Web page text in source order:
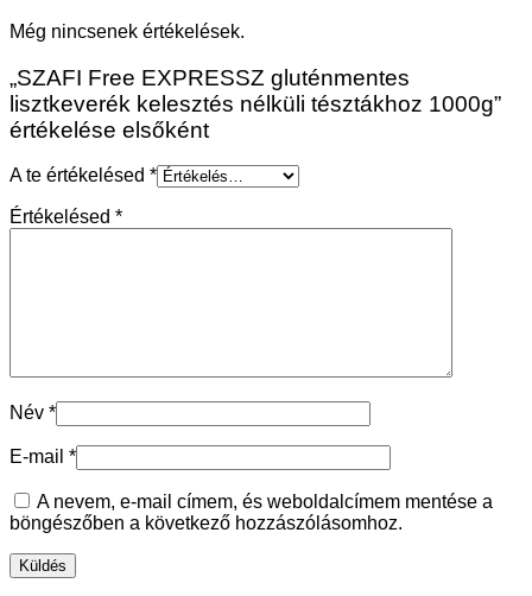
Még nincsenek értékelések.
„SZAFI Free EXPRESSZ gluténmentes
lisztkeverék kelesztés nélküli tésztákhoz 1000g”
értékelése elsőként
A te értékelésed *
Értékelésed *
Név *
E-mail *
A nevem, e-mail címem, és weboldalcímem mentése a
böngészőben a következő hozzászólásomhoz.